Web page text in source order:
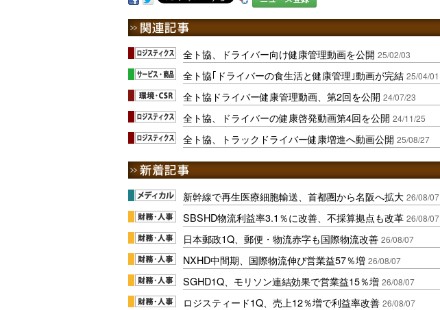
全ト協、ドライバー向け健康管理動画を公開 25/02/03
全ト協｢ドライバーの食生活と健康管理｣動画が完結 25/04/01
全ト協ドライバー健康管理動画、第2回を公開 24/07/23
全ト協、ドライバーの健康啓発動画第4回を公開 24/11/25
全ト協、トラックドライバー健康増進へ動画公開 25/08/27
新幹線で再生医療細胞輸送、首都圏から名阪へ拡大 26/08/07
SBSHD物流利益率3.1％に改善、不採算拠点も改革 26/08/07
日本郵政1Q、郵便・物流赤字も国際物流改善 26/08/07
NXHD中間期、国際物流伸び営業益57％増 26/08/07
SGHD1Q、モリソン連結効果で営業益15％増 26/08/07
ロジスティード1Q、売上12％増で利益率改善 26/08/07